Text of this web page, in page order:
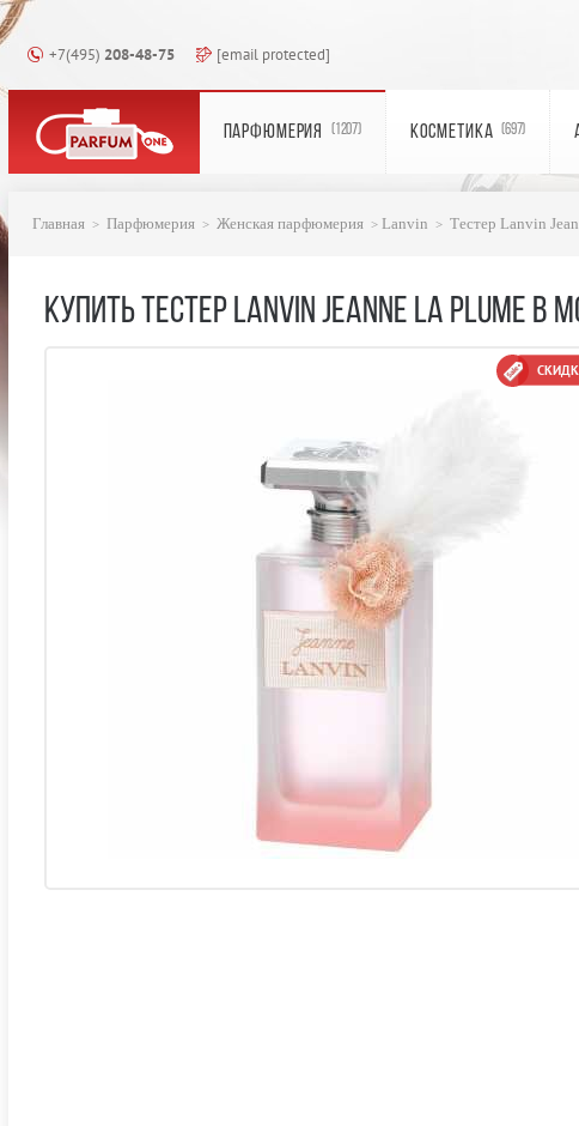
+7(495) 208-48-75 [email protected]
ПАРФЮМЕРИЯ (1207) КОСМЕТИКА (697)
Главная Парфюмерия Женская парфюмерия Lanvin Тестер Lanvin
КУПИТЬ ТЕСТЕР LANVIN JEANNE LA PLUME